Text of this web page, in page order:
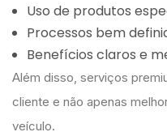
Uso de produtos
Processos bem
Benefícios claros e
Além disso, serviços
cliente e não apenas
veículo.